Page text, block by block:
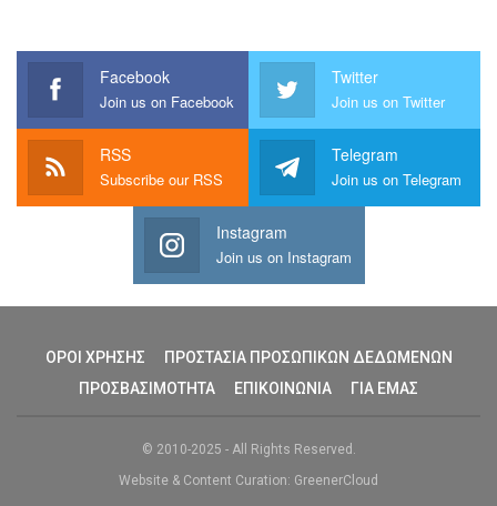
Facebook
Join us on Facebook
Twitter
Join us on Twitter
RSS
Subscribe our RSS
Telegram
Join us on Telegram
Instagram
Join us on Instagram
ΟΡΟΙ ΧΡΗΣΗΣ
ΠΡΟΣΤΑΣΙΑ ΠΡΟΣΩΠΙΚΩΝ ΔΕΔΩΜΕΝΩΝ
ΠΡΟΣΒΑΣΙΜΟΤΗΤΑ
ΕΠΙΚΟΙΝΩΝΙΑ ΓΙΑ ΕΜΑΣ
© 2010-2025 - All Rights Reserved.
Website & Content Curation: GreenerCloud